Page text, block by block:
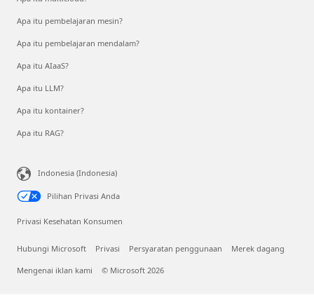
Apa itu pembelajaran mesin?
Apa itu pembelajaran mendalam?
Apa itu AIaaS?
Apa itu LLM?
Apa itu kontainer?
Apa itu RAG?
Indonesia (Indonesia)
Pilihan Privasi Anda
Privasi Kesehatan Konsumen
Hubungi Microsoft Privasi Persyaratan penggunaan Merek dagang
Mengenai iklan kami © Microsoft 2026